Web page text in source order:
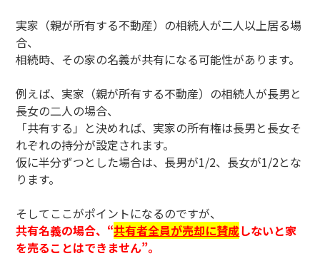
実家（親が所有する不動産）の相続人が二人以上居る場
合、
相続時、その家の名義が共有になる可能性があります。
例えば、実家（親が所有する不動産）の相続人が長男と
長女の二人の場合、
「共有する」と決めれば、実家の所有権は長男と長女そ
れぞれの持分が設定されます。
仮に半分ずつとした場合は、長男が1/2、長女が1/2とな
ります。
そしてここがポイントになるのですが、
共有名義の場合、“共有者全員が売却に賛成しないと家
を売ることはできません”。